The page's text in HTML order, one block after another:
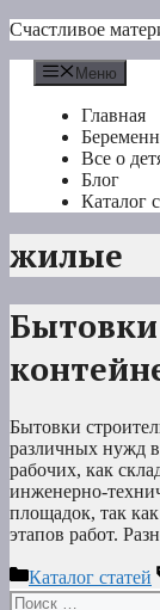
Перейти
содержимому
Счастливое
Меню
Главная
Все о
Блог
Каталог
жилые
Бытовки
различных нужд
рабочих, как
инженерно-
площадок, так
этапов работ.
Рубрики
Каталог статей
Поиск: